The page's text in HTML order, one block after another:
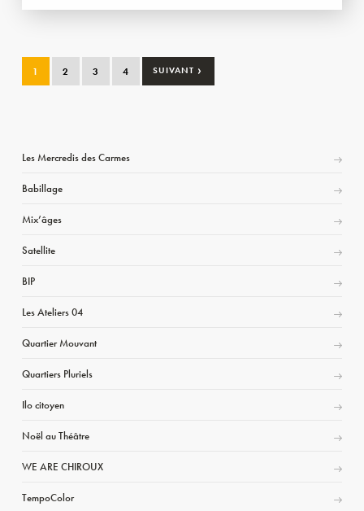
1 2 3 4 SUIVANT ›
Les Mercredis des Carmes
Babillage
Mix’âges
Satellite
BIP
Les Ateliers 04
Quartier Mouvant
Quartiers Pluriels
Ilo citoyen
Noël au Théâtre
WE ARE CHIROUX
TempoColor